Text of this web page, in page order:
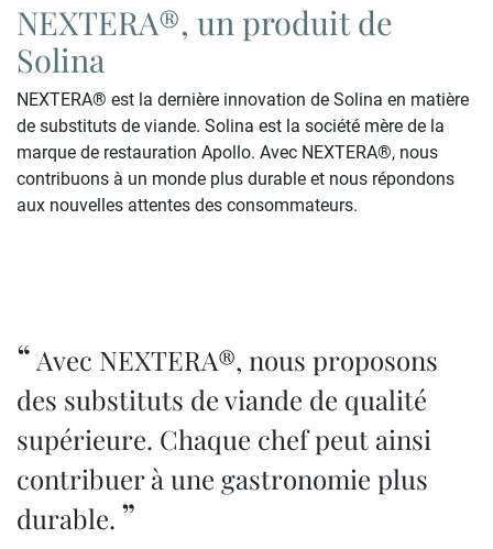
NEXTERA®, un produit de
Solina
NEXTERA® est la dernière innovation de Solina en matière
de substituts de viande. Solina est la société mère de la
marque de restauration Apollo. Avec NEXTERA®, nous
contribuons à un monde plus durable et nous répondons
aux nouvelles attentes des consommateurs.
Avec NEXTERA®, nous proposons
des substituts de viande de qualité
supérieure. Chaque chef peut ainsi
contribuer à une gastronomie plus
durable.